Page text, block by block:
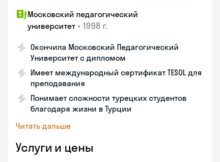
Московский педагогический
университет • 1998 г.
Окончила Московский Педагогический
Университет с дипломом
Имеет международный сертификат TESOL для
преподавания
Понимает сложности турецких студентов
благодаря жизни в Турции
Читать дальше
Услуги и цены